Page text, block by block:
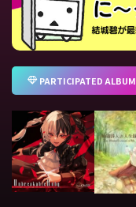
PARTICIPATED ALBUM